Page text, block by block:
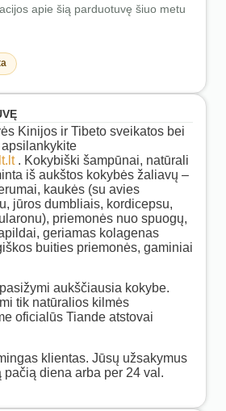
apie šią parduotuvę šiuo metu
Kinijos ir Tibeto sveikatos bei
. Kokybiški šampūnai, natūrali
iš aukštos kokybės žaliavų –
kaukės (su avies
jūros dumbliais, kordicepsu,
priemonės nuo spuogų,
geriamas kolagenas
buities priemonės, gaminiai
aukščiausia kokybe.
tik natūralios kilmės
oficialūs Tiande atstovai
klientas. Jūsų užsakymus
pačią diena arba per 24 val.